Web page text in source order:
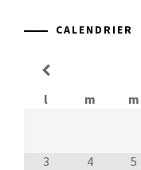
CALENDRIER
l m m
3 4 5